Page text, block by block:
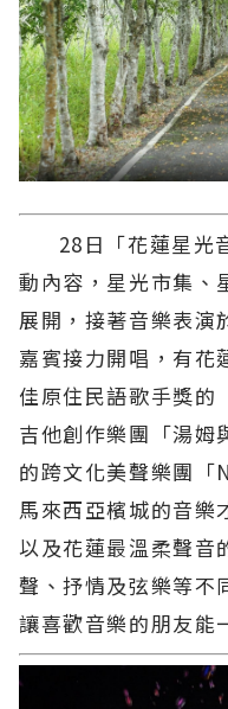
28日「花蓮星光
動內容，星光市集、
展開，接著音樂表演
嘉賓接力開唱，有花
佳原住民語歌手獎
吉他創作樂團「湯姆
的跨文化美聲樂團
馬來西亞檳城的音樂
以及花蓮最溫柔聲音
聲、抒情及弦樂等不
讓喜歡音樂的朋友能